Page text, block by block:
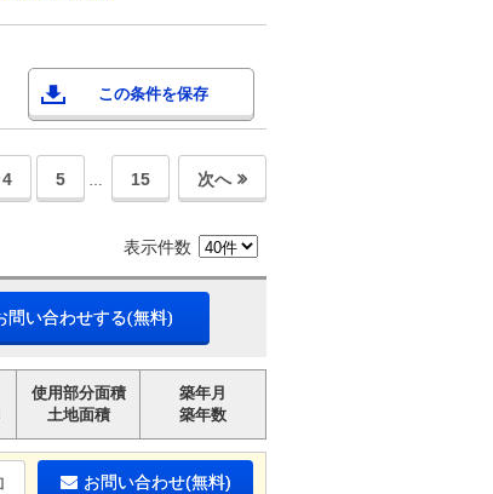
この条件を保存
4 5 … 15 次へ
表示件数
問い合わせする(無料)
使用部分面積
土地面積
築年月
築年数
お問い合わせ(無料)